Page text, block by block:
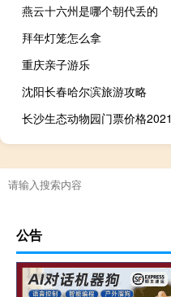
燕云十六州是哪个朝代丢的
拜年灯笼怎么拿
重庆亲子游乐
沈阳长春哈尔滨旅游攻略
长沙生态动物园门票价格2021
公告